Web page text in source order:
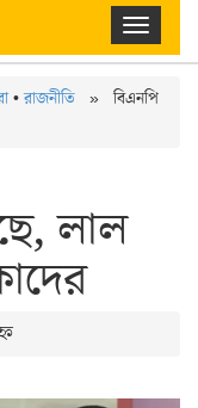
Toggle
navigation
•রাজনীতি » বিএনপি
লাল